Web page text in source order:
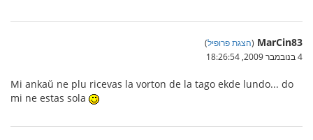
MarCin83
(הצגת פרופיל)
4 בנובמבר 2009, 18:26:54
Mi ankaŭ ne plu ricevas la vorton de la tago ekde lundo... do
mi ne estas sola